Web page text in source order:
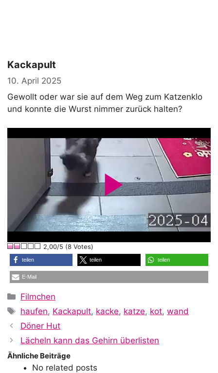
Kackapult
10. April 2025
Gewollt oder war sie auf dem Weg zum Katzenklo
und konnte die Wurst nimmer zurück halten?
P
l
a
y
V
2,00/5 (8 Votes)
teilen teilen teilen
E-Mail
Kategorien
Filmchen
Schlagwörter
haufen, Kackapult, kacke, katze, kot,wand
Döner Hut
Lächeln kann das Gehirn überlisten
Ähnliche Beiträge
No related posts